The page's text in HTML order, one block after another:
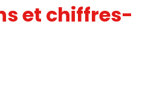
et chiffres-